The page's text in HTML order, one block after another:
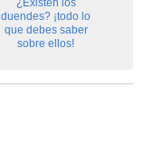
¿Existen los
duendes? ¡todo lo
que debes saber
sobre ellos!